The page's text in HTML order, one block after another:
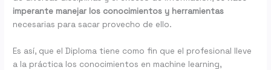
imperante manejar los conocimientos y herramientas
necesarias para sacar provecho de ello.
Es así, que el Diploma tiene como fin que el profesional lleve
a la práctica los conocimientos en machine learning,